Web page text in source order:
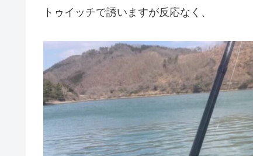
トゥイッチで誘いますが反応なく、